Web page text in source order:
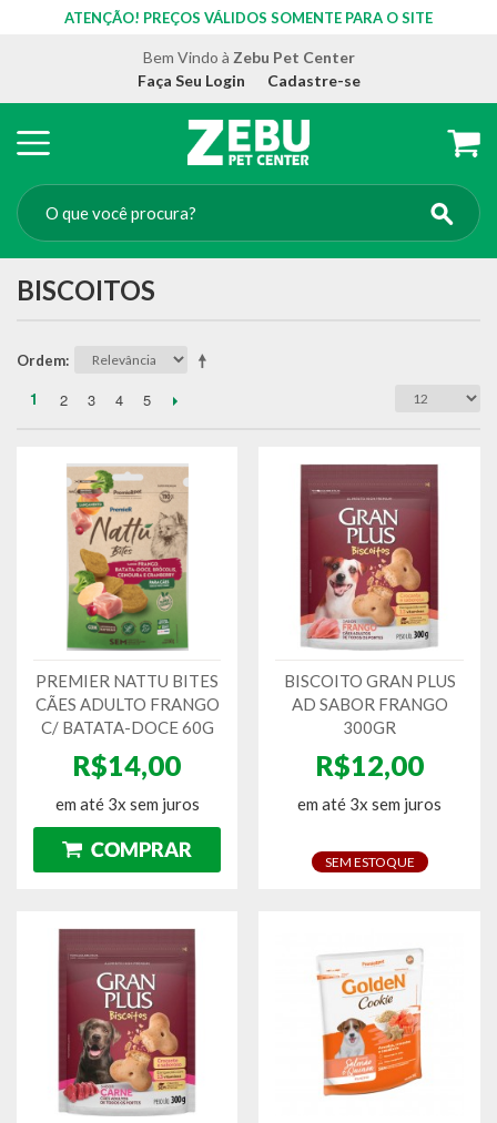
ATENÇÃO! PREÇOS VÁLIDOS SOMENTE PARA O SITE
Bem Vindo à Zebu Pet Center
Faça Seu Login
Cadastre-se
BISCOITOS
Ordem
1 2 3 4 5
PREMIER NATTU BITES
CÃES ADULTO FRANGO
C/ BATATA-DOCE 60G
R$14,00
em até 3x sem juros
BISCOITO GRAN PLUS
AD SABOR FRANGO
300GR
R$12,00
em até 3x sem juros
SEM ESTOQUE